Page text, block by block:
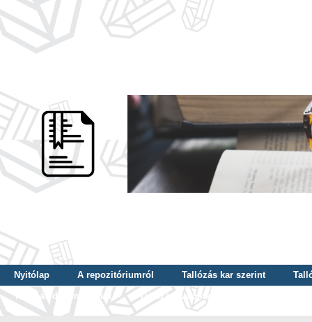
Nyitólap A repozitóriumról Tallózás kar szerint
Tallózás dátum szerint
Tallózás tudományterület szerint